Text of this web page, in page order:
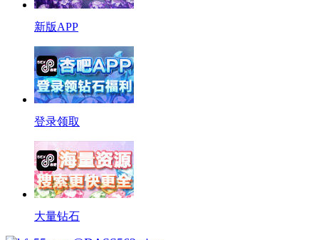
新版APP
登录领取
大量钻石